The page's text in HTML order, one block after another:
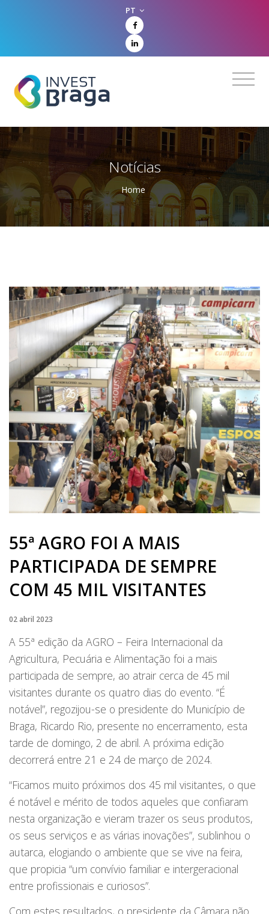
PT
Notícias
Home
55ª AGRO FOI A MAIS
PARTICIPADA DE SEMPRE
COM 45 MIL VISITANTES
02 abril 2023
A 55ª edição da AGRO – Feira Internacional da
Agricultura, Pecuária e Alimentação foi a mais
participada de sempre, ao atrair cerca de 45 mil
visitantes durante os quatro dias do evento. “É
notável”, regozijou-se o presidente do Município de
Braga, Ricardo Rio, presente no encerramento, esta
tarde de domingo, 2 de abril. A próxima edição
decorrerá entre 21 e 24 de março de 2024.
“Ficamos muito próximos dos 45 mil visitantes, o que
é notável e mérito de todos aqueles que confiaram
nesta organização e vieram trazer os seus produtos,
os seus serviços e as várias inovações”, sublinhou o
autarca, elogiando o ambiente que se vive na feira,
que propicia “um convívio familiar e intergeracional
entre profissionais e curiosos”.
Com estes resultados, o presidente da Câmara não